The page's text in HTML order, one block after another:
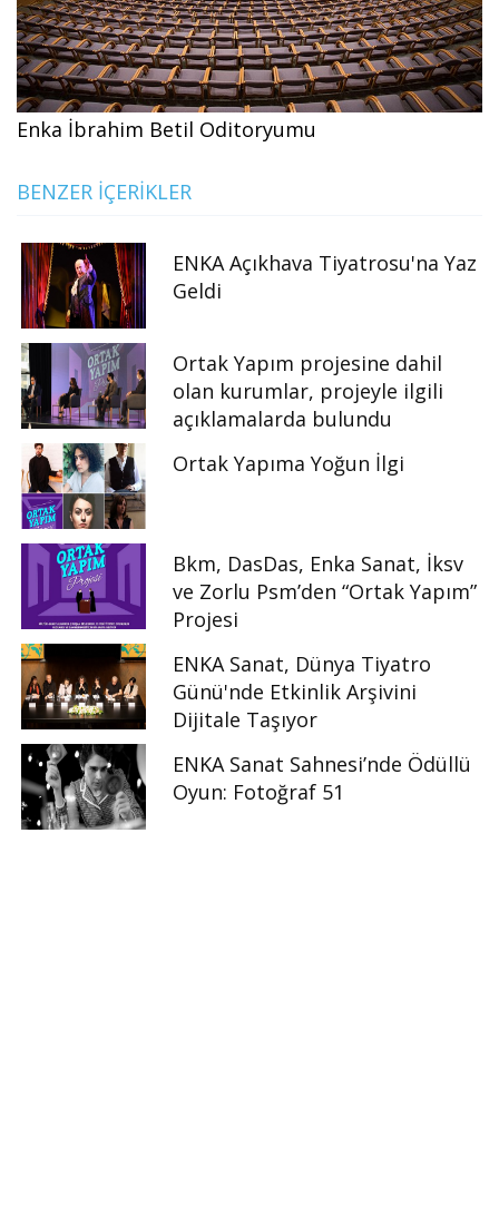
Enka İbrahim Betil Oditoryumu
BENZER İÇERIKLER
ENKA Açıkhava Tiyatrosu'na Yaz
Geldi
Ortak Yapım projesine dahil
olan kurumlar, projeyle ilgili
açıklamalarda bulundu
Ortak Yapıma Yoğun İlgi
Bkm, DasDas, Enka Sanat, İksv
ve Zorlu Psm’den “Ortak Yapım”
Projesi
ENKA Sanat, Dünya Tiyatro
Günü'nde Etkinlik Arşivini
Dijitale Taşıyor
ENKA Sanat Sahnesi’nde Ödüllü
Oyun: Fotoğraf 51